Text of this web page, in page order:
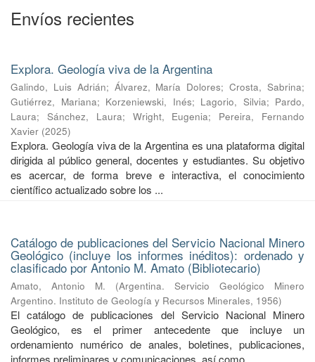
Envíos recientes
Explora. Geología viva de la Argentina
Galindo, Luis Adrián; Álvarez, María Dolores;Crosta, Sabrina;
Gutiérrez, Mariana; Korzeniewski, Inés; Lagorio, Silvia; Pardo,
Laura; Sánchez, Laura; Wright, Eugenia; Pereira, Fernando
Xavier (2025)
Explora. Geología viva de la Argentina es una plataforma digital
dirigida al público general, docentes y estudiantes. Su objetivo
es acercar, de forma breve e interactiva, el conocimiento
científico actualizado sobre los ...
Catálogo de publicaciones del Servicio Nacional Minero
Geológico (incluye los informes inéditos): ordenado y
clasificado por Antonio M. Amato (Bibliotecario)
Amato, Antonio M. (Argentina. Servicio Geológico Minero
Argentino. Instituto de Geología y Recursos Minerales, 1956)
El catálogo de publicaciones del Servicio Nacional Minero
Geológico, es el primer antecedente que incluye un
ordenamiento numérico de anales, boletines, publicaciones,
informes preliminares y comunicaciones, así como ...